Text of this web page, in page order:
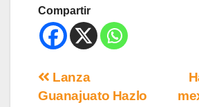
Compartir
Lanza
Guanajuato Hazlo